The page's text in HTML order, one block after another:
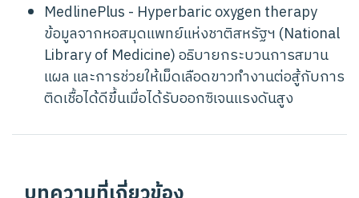
MedlinePlus - Hyperbaric oxygen therapy
ข้อมูลจากหอสมุดแพทย์แห่งชาติสหรัฐฯ (National
Library of Medicine) อธิบายกระบวนการสมาน
แผล และการช่วยให้เม็ดเลือดขาวทำงานต่อสู้กับการ
ติดเชื้อได้ดีขึ้นเมื่อได้รับออกซิเจนแรงดันสูง